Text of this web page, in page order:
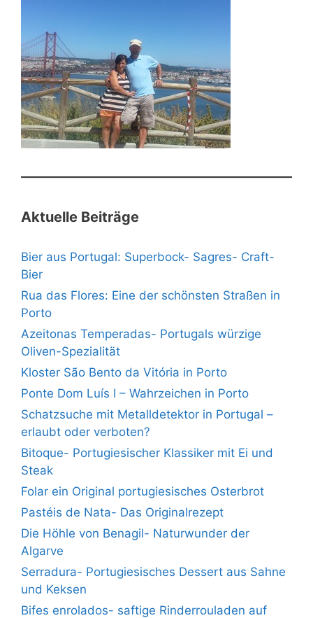
Aktuelle Beiträge
Bier aus Portugal: Superbock- Sagres- Craft-
Bier
Rua das Flores: Eine der schönsten Straßen in
Porto
Azeitonas Temperadas- Portugals würzige
Oliven-Spezialität
Kloster São Bento da Vitória in Porto
Ponte Dom Luís I – Wahrzeichen in Porto
Schatzsuche mit Metalldetektor in Portugal –
erlaubt oder verboten?
Bitoque- Portugiesischer Klassiker mit Ei und
Steak
Folar ein Original portugiesisches Osterbrot
Pastéis de Nata- Das Originalrezept
Die Höhle von Benagil- Naturwunder der
Algarve
Serradura- Portugiesisches Dessert aus Sahne
und Keksen
Bifes enrolados- saftige Rinderrouladen auf